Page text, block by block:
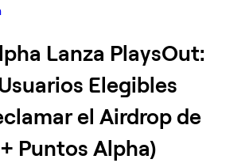
Lanza PlaysOut:
Elegibles
el Airdrop de
Puntos Alpha)